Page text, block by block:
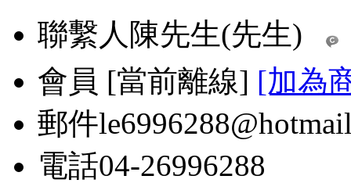
聯繫人 陳先生(先生)
會員 [當前離線] [加為
郵件
電話04-26996288